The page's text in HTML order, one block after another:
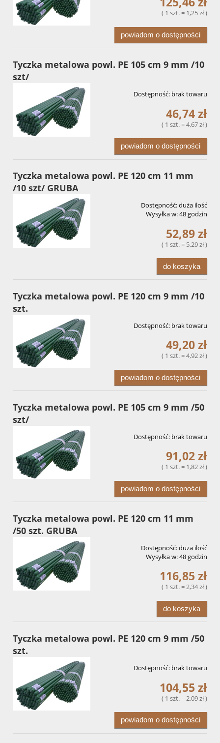
( 1 szt. = 1,25 zł )
powiadom o dostępności
Tyczka metalowa powl. PE 105 cm 9 mm /10
szt/
Dostępność: brak towaru
46,74 zł
( 1 szt. = 4,67 zł )
powiadom o dostępności
Tyczka metalowa powl. PE 120 cm 11 mm
/10 szt/ GRUBA
Dostępność:duża ilość
Wysyłka w:48 godzin
52,89 zł
( 1 szt. = 5,29 zł )
do koszyka
Tyczka metalowa powl. PE 120 cm 9 mm /10
szt.
Dostępność: brak towaru
49,20 zł
( 1 szt. = 4,92 zł )
powiadom o dostępności
Tyczka metalowa powl. PE 105 cm 9 mm /50
szt/
Dostępność: brak towaru
91,02 zł
( 1 szt. = 1,82 zł )
powiadom o dostępności
Tyczka metalowa powl. PE 120 cm 11 mm
/50 szt. GRUBA
Dostępność:duża ilość
Wysyłka w:48 godzin
116,85 zł
( 1 szt. = 2,34 zł )
do koszyka
Tyczka metalowa powl. PE 120 cm 9 mm /50
szt.
Dostępność: brak towaru
104,55 zł
( 1 szt. = 2,09 zł )
powiadom o dostępności